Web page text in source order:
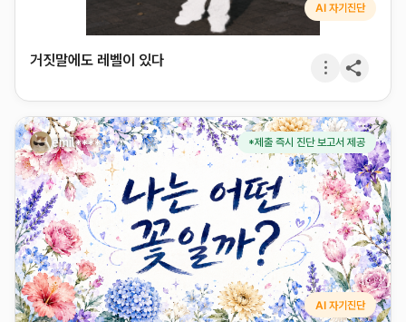
AI 자기진단
거짓말에도 레벨이 있다
emil**** *제출 즉시 진단 보고서 제공
AI 자기진단